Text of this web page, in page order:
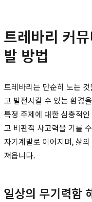
트레바리 커
발 방법
트레바리는 단순히 노는
고 발전시킬 수 있는 환경
특정 주제에 대한 심층적
고 비판적 사고력을 기를
자기계발로 이어지며, 삶
져옵니다.
일상의 무기력함